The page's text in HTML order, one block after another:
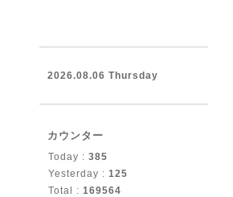
2026.08.06 Thursday
カウンター
Today : 385
Yesterday : 125
Total : 169564